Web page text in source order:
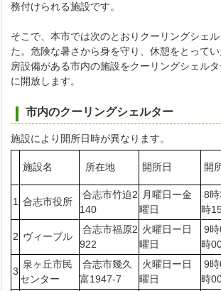
務付けられる施設です。
そこで、本市では次のとおりクーリングシェ
た。危険な暑さから身を守り、休憩をとって
房設備がある市内の施設をクーリングシェル
に開放します。
市内のクーリングシェルター
施設により開所日時が異なります。
施設名 所在地 開所日 開
1 合志市役所
合志市竹迫2
140
月曜日ー金
曜日
8
時
2 ヴィーブル
合志市福原2
922
火曜日ー日
曜日
9
時
3
泉ヶ丘市民
センター
合志市幾久
富1947-7
火曜日ー日
曜日
9
時